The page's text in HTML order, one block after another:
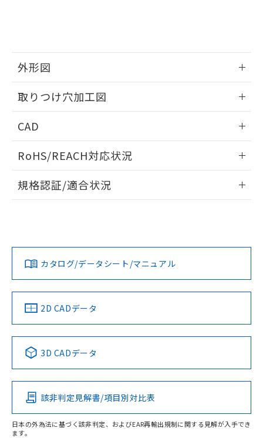
外形図
取りつけ穴加工図
CAD
ドすることができます。
ログイン/会員登録
ダウンロードデータをご利用いただく前に、以下を必ずお読
みください。
ソフトウェアの使用条件
RoHS/REACH対応状況
EU RoHS 注意事項・凡例
対応済み
中国 RoHS 注意事項・凡例
Pb Hg Cd Cr(VI)
O
規格認証/適合状況
カタログ/データシート/マニュアル
2D CADデータ
3D CADデータ
該非判定見解書/項目別対比表
日本の外為法に基づく該非判定、およびEAR再輸出規制に関する見解が入手でき
ます。
していることから、特段のことがない限
り、2022年1月12日より割愛しておりま
す。